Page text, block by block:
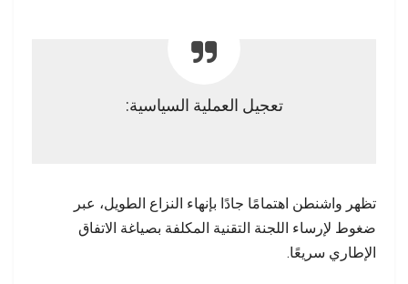
تعجيل العملية السياسية:
تظهر واشنطن اهتمامًا جادًا بإنهاء النزاع الطويل، عبر
ضغوط لإرساء اللجنة التقنية المكلفة بصياغة الاتفاق
الإطاري سريعًا.